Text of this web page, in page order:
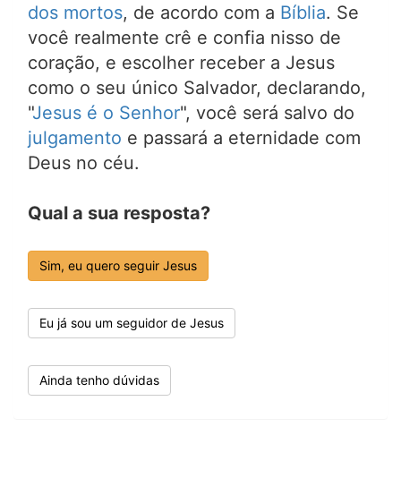
dos mortos, de acordo com a Bíblia. Se
você realmente crê e confia nisso de
coração, e escolher receber a Jesus
como o seu único Salvador, declarando,
"Jesus é o Senhor", você será salvo do
julgamento e passará a eternidade com
Deus no céu.
Qual a sua resposta?
Sim, eu quero seguir Jesus
Eu já sou um seguidor de Jesus
Ainda tenho dúvidas